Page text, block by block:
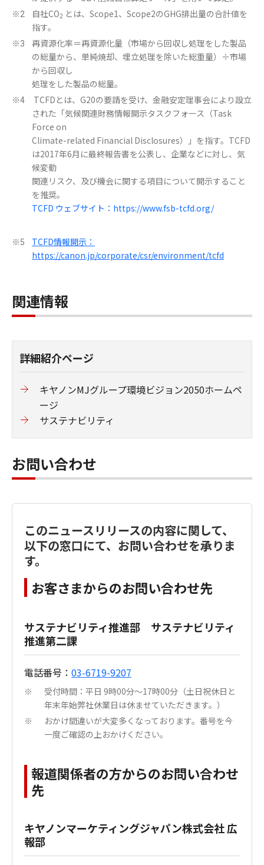
※2 自社CO2 とは、Scope1、Scope2のGHG排出量の合計値を
指す。
※3
再資源化率＝再資源化量（市場から回収し処理をした製品
の総量から、単純焼却、埋立処理を除いた総重量）÷市場
から回収し
処理をした製品の総量。
※4
TCFDとは、G20の要請を受け、金融安定理事会により設立
された「気候関連財務情報開示タスクフォース（Task
Force on
Climate-related Financial Disclosures）」を指す。TCFD
は2017年6月に最終報告書を公表し、企業などに対し、気
候変動
関連リスク、及び機会に関する項目について開示すること
を推奨。
TCFD ウェブサイト：https://www.fsb-tcfd.org/
※5
TCFD情報開示：
https://canon.jp/corporate/csr/environment/tcfd
関連情報
詳細紹介ページ
キヤノンMJグループ環境ビジョン2050ホームペ
ージ
サステナビリティ
お問い合わせ
このニュースリリースの内容に関して、
以下の窓口にて、お問い合わせを承りま
す。
お客さまからのお問い合わせ先
サステナビリティ推進部 サステナビリティ
推進第二課
電話番号： 03-6719-9207
※
受付時間：平日 9時00分～17時00分（土日祝休日と
年末年始弊社休業日は休ませていただきます。）
※
おかけ間違いが大変多くなっております。番号を今
一度ご確認の上おかけください。
報道関係者の方からのお問い合わせ
先
キヤノンマーケティングジャパン株式会社 広
報部